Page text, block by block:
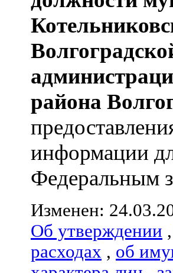
района
информации
Федеральным
Изменен:
Об утверждении ,
расходах , об